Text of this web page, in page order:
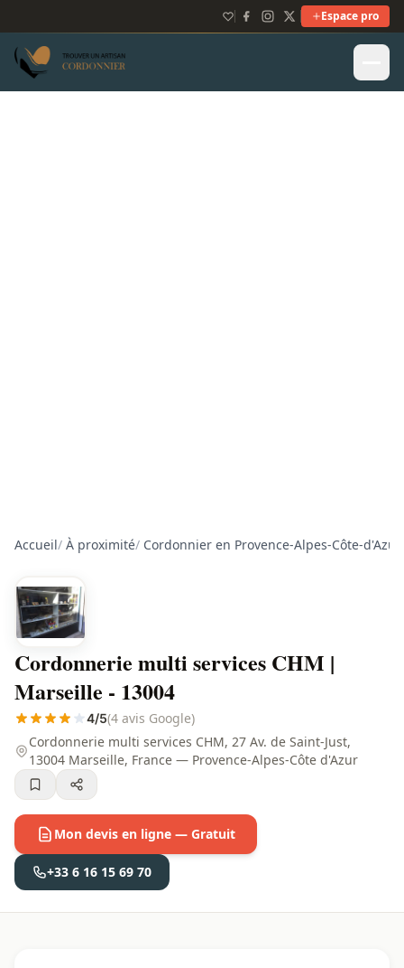
Espace pro
Accueil/ À proximité/ Cordonnier en Provence-Alpes-Côte-d'Azur
Cordonnerie multi services CHM |
Marseille - 13004
4/5(4 avis Google)
Cordonnerie multi services CHM, 27 Av. de Saint-Just,
13004 Marseille, France — Provence-Alpes-Côte d'Azur
Mon devis en ligne — Gratuit
+33 6 16 15 69 70